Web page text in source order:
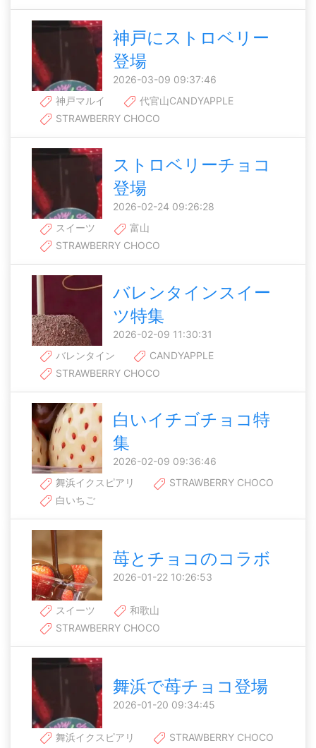
神戸にストロベリー
登場
2026-03-09 09:37:46
神戸マルイ
代官山CANDYAPPLE
STRAWBERRY CHOCO
ストロベリーチョコ
登場
2026-02-24 09:26:28
スイーツ
富山
STRAWBERRY CHOCO
バレンタインスイー
ツ特集
2026-02-09 11:30:31
バレンタイン
CANDYAPPLE
STRAWBERRY CHOCO
白いイチゴチョコ特
集
2026-02-09 09:36:46
舞浜イクスピアリ
STRAWBERRY CHOCO
白いちご
苺とチョコのコラボ
2026-01-22 10:26:53
スイーツ
和歌山
STRAWBERRY CHOCO
舞浜で苺チョコ登場
2026-01-20 09:34:45
舞浜イクスピアリ
STRAWBERRY CHOCO